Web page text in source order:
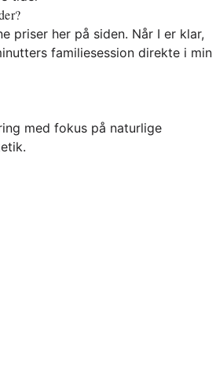
priser her på siden. Når I er klar,
familiesession direkte i min
med fokus på naturlige